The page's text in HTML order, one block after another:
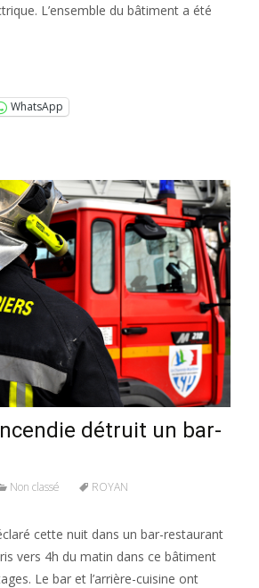
L’ensemble du bâtiment a été
WhatsApp
détruit un bar-
Non classé ROYAN
cette nuit dans un bar-restaurant
vers 4h du matin dans ce bâtiment
Le bar et l’arrière-cuisine ont